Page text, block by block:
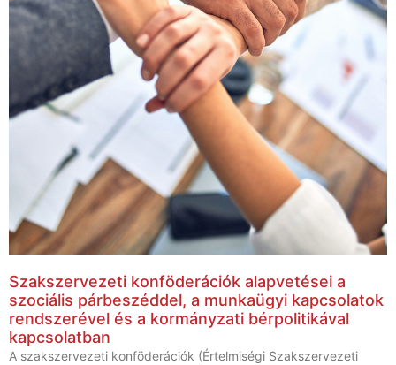
Szakszervezeti konföderációk alapvetései a
szociális párbeszéddel, a munkaügyi kapcsolatok
rendszerével és a kormányzati bérpolitikával
kapcsolatban
A szakszervezeti konföderációk (Értelmiségi Szakszervezeti